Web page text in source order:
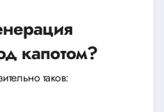
капотом?
таков: